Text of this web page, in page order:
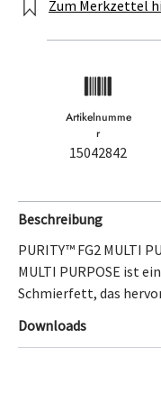
Zum Merkzettel
Artikelnumme
r
15042842
Beschreibung
PURITY™ FG2 MULTI
MULTI PURPOSE ist
Schmierfett, das
Downloads